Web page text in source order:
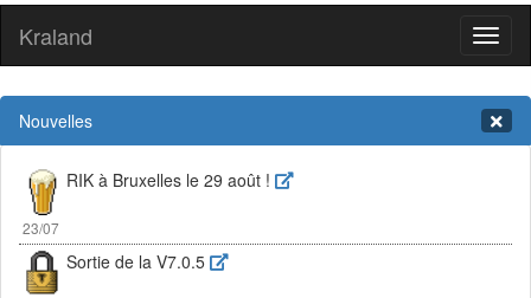
Kraland
Nouvelles
23/07
RIK à Bruxelles le 29 août !
Sortie de la V7.0.5